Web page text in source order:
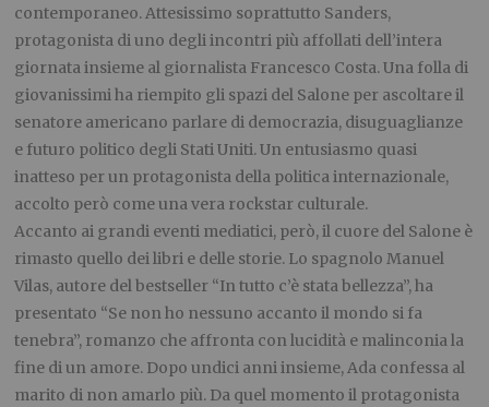
contemporaneo. Attesissimo soprattutto Sanders,
protagonista di uno degli incontri più affollati dell’intera
giornata insieme al giornalista Francesco Costa. Una folla di
giovanissimi ha riempito gli spazi del Salone per ascoltare il
senatore americano parlare di democrazia, disuguaglianze
e futuro politico degli Stati Uniti. Un entusiasmo quasi
inatteso per un protagonista della politica internazionale,
accolto però come una vera rockstar culturale.
Accanto ai grandi eventi mediatici, però, il cuore del Salone è
rimasto quello dei libri e delle storie. Lo spagnolo Manuel
Vilas, autore del bestseller “In tutto c’è stata bellezza”, ha
presentato “Se non ho nessuno accanto il mondo si fa
tenebra”, romanzo che affronta con lucidità e malinconia la
fine di un amore. Dopo undici anni insieme, Ada confessa al
marito di non amarlo più. Da quel momento il protagonista